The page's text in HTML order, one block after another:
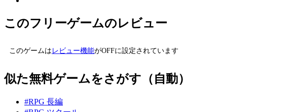
このフリーゲームのレビュー
このゲームは レビュー機能がOFFに設定されています
似た無料ゲームをさがす（自動）
#RPG 長編